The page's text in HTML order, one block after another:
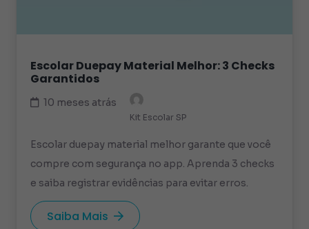
Escolar Duepay Material Melhor: 3 Checks
Garantidos
10 meses atrás
Kit Escolar SP
Escolar duepay material melhor garante que você
compre com segurança no app. Aprenda 3 checks
e saiba registrar evidências para evitar erros.
Saiba Mais